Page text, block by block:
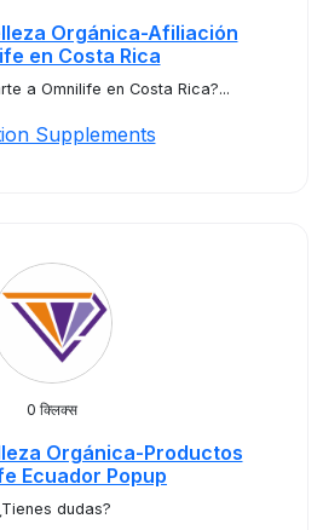
Orgánica-Afiliación
en Costa Rica
a Omnilife en Costa Rica?...
Supplements
0 क्लिक्स
Orgánica-Productos
Ecuador Popup
dudas?